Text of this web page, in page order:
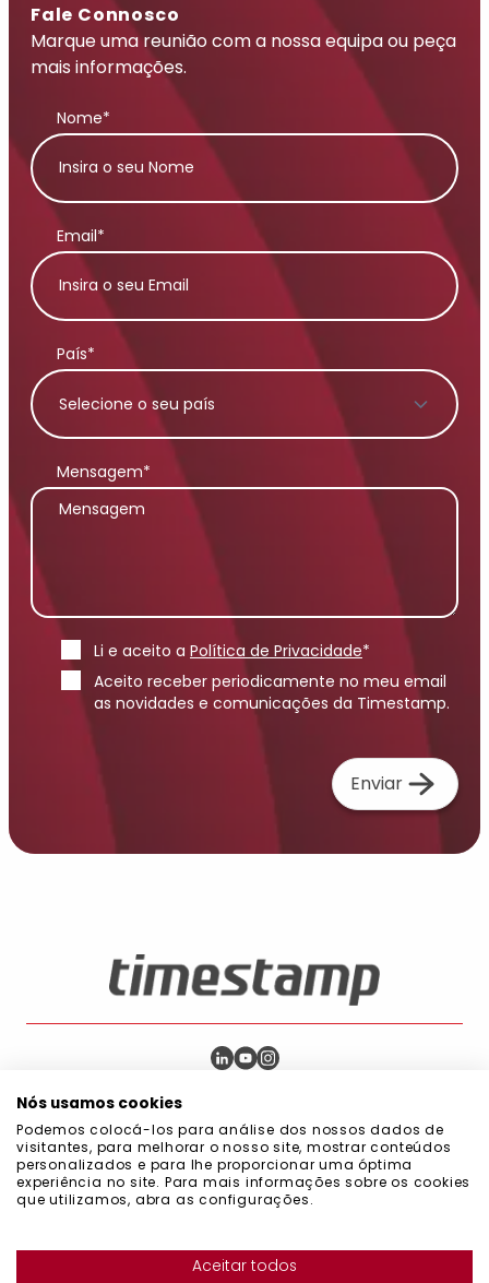
Fale Connosco
Marque uma reunião com a nossa equipa ou peça
mais informações.
Nome*
Email*
País*
Mensagem*
Li e aceito a Política de Privacidade*
Aceito receber periodicamente no meu email
as novidades e comunicações da Timestamp.
Enviar
BlogCompras Públicas
Política de Segurança da Informação
Código de Boa Conduta de Prevenção
Manual do Sistema de Gestão Integrado
Política do Sistema de Gestão
Declaração de compromisso com a sustentabilidade
Política de Fornecedores e Terceiros (Qualidade e Segurança)
Política de Comunicação de Irregularidades
Nós usamos cookies
Podemos colocá-los para análise dos nossos dados de
visitantes, para melhorar o nosso site, mostrar conteúdos
personalizados e para lhe proporcionar uma óptima
experiência no site. Para mais informações sobre os cookies
que utilizamos, abra as configurações.
Aceitar todos